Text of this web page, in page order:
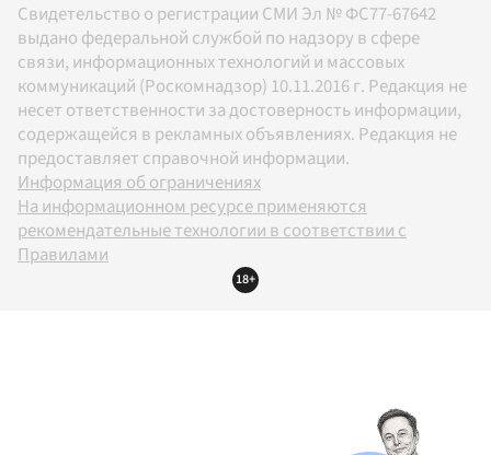
Свидетельство о регистрации СМИ Эл № ФС77-67642
выдано федеральной службой по надзору в сфере
связи, информационных технологий и массовых
коммуникаций (Роскомнадзор) 10.11.2016 г. Редакция не
несет ответственности за достоверность информации,
содержащейся в рекламных объявлениях. Редакция не
предоставляет справочной информации.
Информация об ограничениях
На информационном ресурсе применяются
рекомендательные технологии в соответствии с
Правилами
18+